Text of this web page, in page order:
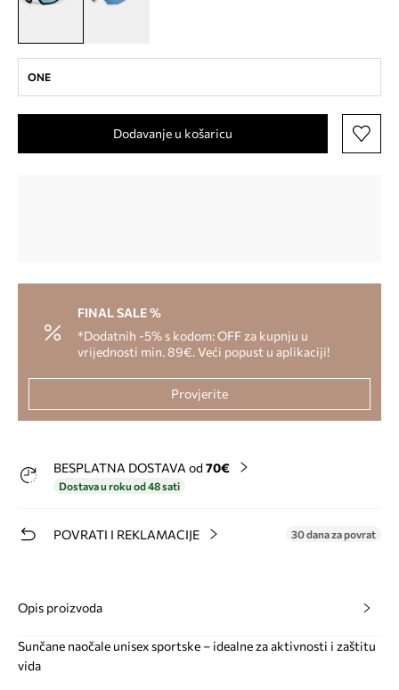
ONE
Dodavanje u košaricu
FINAL SALE %
*Dodatnih -5% s kodom: OFF za kupnju u
vrijednosti min. 89€. Veći popust u aplikaciji!
Provjerite
BESPLATNA DOSTAVA od 70€
Dostava u roku od 48 sati
POVRATI I REKLAMACIJE 30 dana za povrat
Opis proizvoda
Sunčane naočale unisex sportske – idealne za aktivnosti i zaštitu
vida